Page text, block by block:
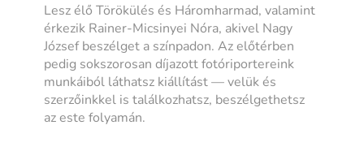
Lesz élő Törökülés és Háromharmad, valamint
érkezik Rainer-Micsinyei Nóra, akivel Nagy
József beszélget a színpadon. Az előtérben
pedig sokszorosan díjazott fotóriportereink
munkáiból láthatsz kiállítást — velük és
szerzőinkkel is találkozhatsz, beszélgethetsz
az este folyamán.